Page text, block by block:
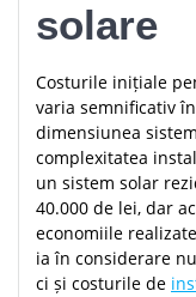
solare
Costurile inițiale
varia semnificativ
dimensiunea
complexitatea
un sistem solar
40.000 de lei, dar
economiile
ia în considerare
ci și costurile de